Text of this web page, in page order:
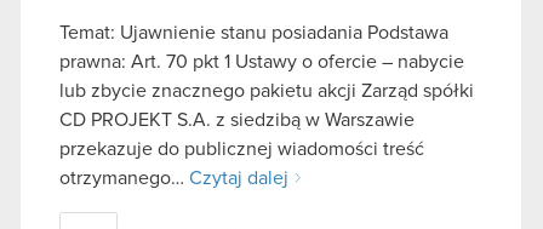
Temat: Ujawnienie stanu posiadania Podstawa
prawna: Art. 70 pkt 1 Ustawy o ofercie – nabycie
lub zbycie znacznego pakietu akcji Zarząd spółki
CD PROJEKT S.A. z siedzibą w Warszawie
przekazuje do publicznej wiadomości treść
otrzymanego… Czytaj dalej